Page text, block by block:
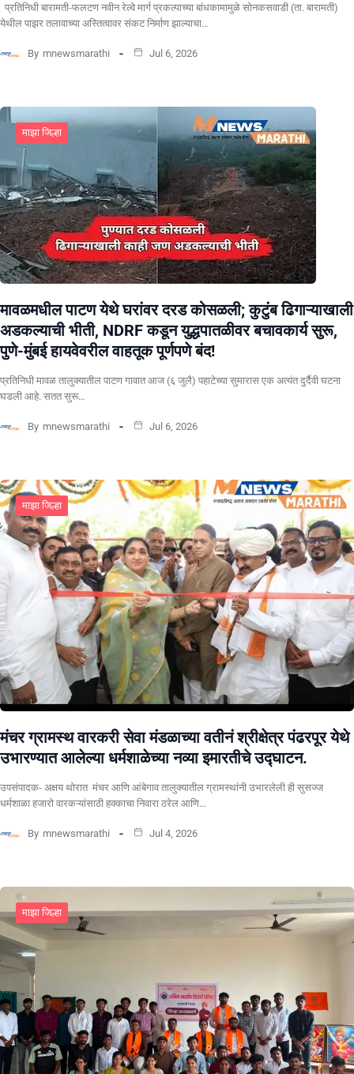
प्रतिनिधी बारामती-फलटण नवीन रेल्वे मार्ग प्रकल्पाच्या बांधकामामुळे सोनकसवाडी (ता. बारामती)
येथील पाझर तलावाच्या अस्तित्वावर संकट निर्माण झाल्याचा…
By mnewsmarathi Jul 6, 2026
माझा जिल्हा
मावळमधील पाटण येथे घरांवर दरड कोसळली; कुटुंब ढिगाऱ्याखाली
अडकल्याची भीती, NDRF कडून युद्धपातळीवर बचावकार्य सुरू,
पुणे-मुंबई हायवेवरील वाहतूक पूर्णपणे बंद!
​प्रतिनिधी मावळ तालुक्यातील पाटण गावात आज (६ जुलै) पहाटेच्या सुमारास एक अत्यंत दुर्दैवी घटना
घडली आहे. सतत सुरू…
By mnewsmarathi Jul 6, 2026
माझा जिल्हा
मंचर ग्रामस्थ वारकरी सेवा मंडळाच्या वतीनं श्रीक्षेत्र पंढरपूर येथे
उभारण्यात आलेल्या धर्मशाळेच्या नव्या इमारतीचे उद्घाटन.
उपसंपादक- अक्षय थोरात मंचर आणि आंबेगाव तालुक्यातील ग्रामस्थांनी उभारलेली ही सुसज्ज
धर्मशाळा हजारो वारकऱ्यांसाठी हक्काचा निवारा ठरेल आणि…
By mnewsmarathi Jul 4, 2026
माझा जिल्हा